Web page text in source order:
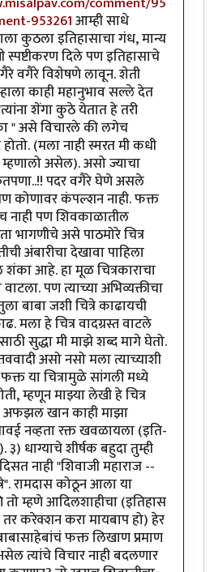
953261आम्ही साधे
कुठला इतिहासाचा गंध, मान्य
स्पष्टीकरण दिले पण इतिहासाचे
वगैरे विशेषणे लावून. शेती
काही महानुभाव सल्ले देत
शेंगा कुठे येतात हे तरी
" असे विचारले की लगेच
(मला नाही स्मरत मी कधी
असेल). असो ज्याचा
पदर वगैरे घेणे असले
कोणावर कंपल्शन नाही. फक्त
नाही पण शिवकाळातील
भागणीचे असे पाठमोरे चित्र
अंबारीचा देखावा पाहिला
आहे. हा मूळ चित्रकाराचा
पण त्याच्या अभिव्यक्तीचा
बाबा जशी चित्रे काढायची
मला हे चित्र वादग्रस्त वाटले
सुद्धा मी माझे शब्द मागे घेतो.
असो नसो मला त्याच्याशी
या चित्रामुळे सांगली मध्ये
म्हणून माझ्या लेखी हे चित्र
अफझल खान काही माझा
नव्हता रक्त खवळायला (इति-
धाग्याचे शीर्षक बहुदा तुम्ही
नाही "शिवाजी महाराज --
रामदास कोठून आला या
तो म्हणे आदिलशाहीचा (इतिहास
करेक्शन करा मायबाप हो) हेर
फक्त लिखाण प्रमाण
त्यांचे विचार नाही बदलणार